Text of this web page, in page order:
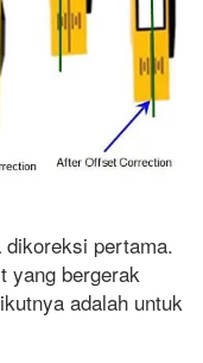
pertama.
yang bergerak
adalah untuk